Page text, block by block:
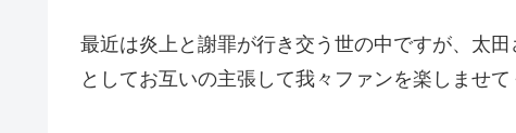
最近は炎上と謝罪が行き交う世の中ですが、太
としてお互いの主張して我々ファンを楽しませて